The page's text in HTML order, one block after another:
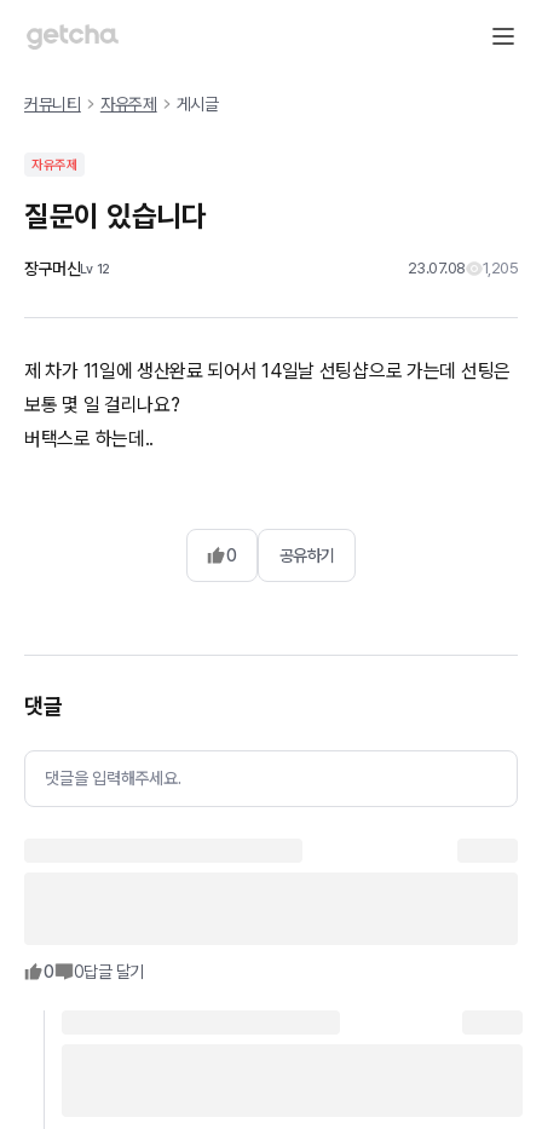
커뮤니티 자유주제 게시글
자유주제
질문이 있습니다
장구머신Lv 12 23.07.08 1,205
제 차가 11일에 생산완료 되어서 14일날 선팅샵으로 가는데 선팅은
보통 몇 일 걸리나요?
버택스로 하는데..
0 공유하기
댓글
댓글을 입력해주세요.
0 0답글 달기